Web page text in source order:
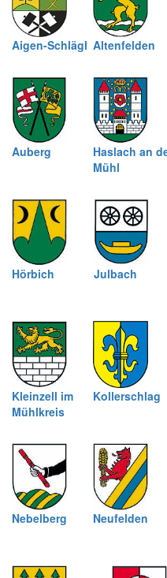
Aigen-Schlägl Altenfelden
Auberg
Haslach an
Mühl
Hörbich Julbach
Kleinzell im
Mühlkreis
Kollerschlag
Nebelberg Neufelden